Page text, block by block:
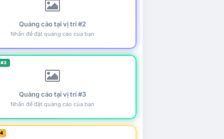
Quảng cáo tại vị trí #2
Nhấn để đặt quảng cáo của bạn
Quảng cáo tại vị trí #3
Nhấn để đặt quảng cáo của bạn